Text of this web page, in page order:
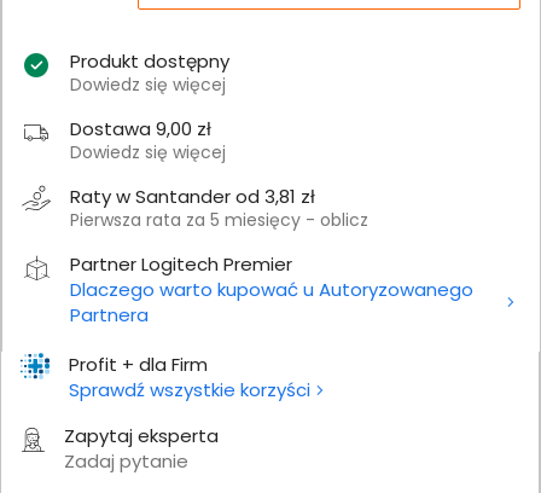
Profit + dla Firm
Sprawdź wszystkie korzyści
Zapytaj eksperta
Zadaj pytanie
Produkt dostępny
Dowiedz się więcej
Dostawa 9,00 zł
Dowiedz się więcej
Raty w Santander od 3,81 zł
Pierwsza rata za 5 miesięcy - oblicz
Partner Logitech Premier
Dlaczego warto kupować u Autoryzowanego
Partnera